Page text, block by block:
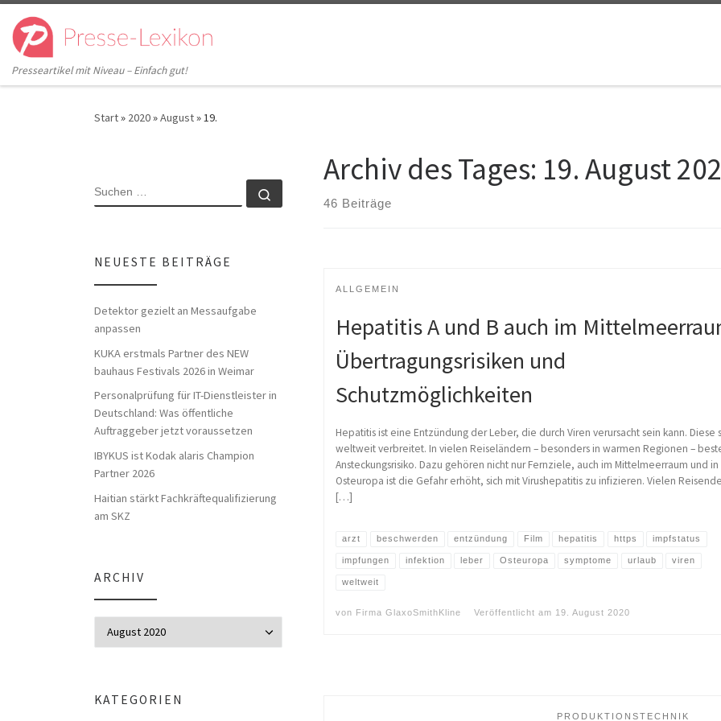
Zum Inhalt springen
Presseartikel mit Niveau – Einfach gut!
Start» 2020»August»19.
Archiv des Tages: 19. August
46 Beiträge
ALLGEMEIN
Hepatitis A und B auch im
Übertragungsrisiken und
Schutzmöglichkeiten
Hepatitis ist eine Entzündung der Leber, die durch Viren verursacht sein kann. Diese
weltweit verbreitet. In vielen Reiseländern – besonders in warmen Regionen –
Ansteckungsrisiko. Dazu gehören nicht nur Fernziele, auch im Mittelmeerraum und in
Osteuropa ist die Gefahr erhöht, sich mit Virushepatitis zu infizieren. Vielen
[…]
arzt beschwerden entzündung Film hepatitis https impfstatus
impfungen infektion leber Osteuropa symptome urlaub viren
weltweit
von Firma GlaxoSmithKline Veröffentlicht am 19. August 2020
PRODUKTIONSTECHNIK
SUCHE
NEUESTE BEITRÄGE
Detektor gezielt an Messaufgabe
anpassen
KUKA erstmals Partner des NEW
bauhaus Festivals 2026 in Weimar
Personalprüfung für IT-Dienstleister in
Deutschland: Was öffentliche
Auftraggeber jetzt voraussetzen
IBYKUS ist Kodak alaris Champion
Partner 2026
Haitian stärkt Fachkräftequalifizierung
am SKZ
ARCHIV
KATEGORIEN